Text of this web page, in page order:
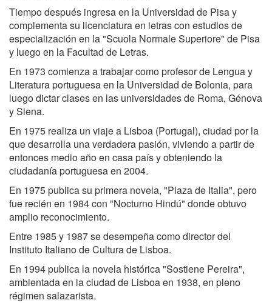
Tiempo después ingresa en la Universidad de Pisa y
complementa su licenciatura en letras con estudios de
especialización en la "Scuola Normale Superiore" de Pisa
y luego en la Facultad de Letras.
En 1973 comienza a trabajar como profesor de Lengua y
Literatura portuguesa en la Universidad de Bolonia, para
luego dictar clases en las universidades de Roma, Génova
y Siena.
En 1975 realiza un viaje a Lisboa (Portugal), ciudad por la
que desarrolla una verdadera pasión, viviendo a partir de
entonces medio año en casa país y obteniendo la
ciudadanía portuguesa en 2004.
En 1975 publica su primera novela, "Plaza de Italia", pero
fue recién en 1984 con "Nocturno Hindú" donde obtuvo
amplio reconocimiento.
Entre 1985 y 1987 se desempeña como director del
Instituto Italiano de Cultura de Lisboa.
En 1994 publica la novela histórica "Sostiene Pereira",
ambientada en la ciudad de Lisboa en 1938, en pleno
régimen salazarista.